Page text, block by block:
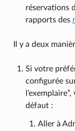
réservations
rapports des
Il y a deux
Si votre
configurée
défaut :
Aller à